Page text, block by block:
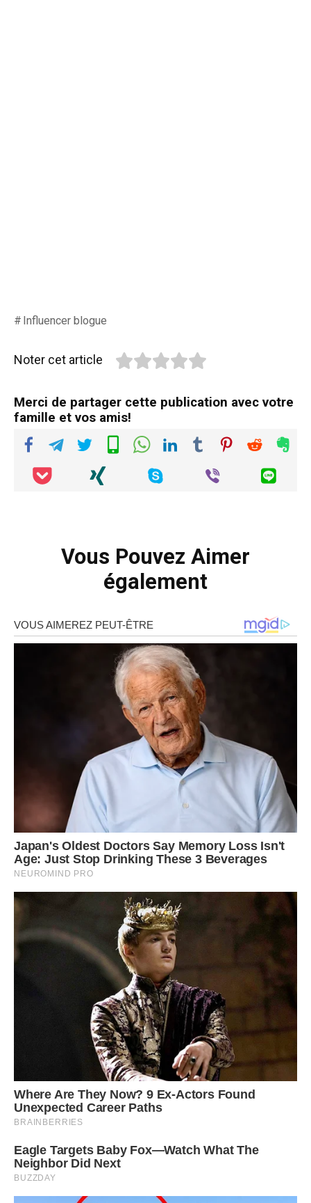
Influencer blogue
Noter cet article
Merci de partager cette publication avec votre
famille et vos amis!
Vous Pouvez Aimer
également